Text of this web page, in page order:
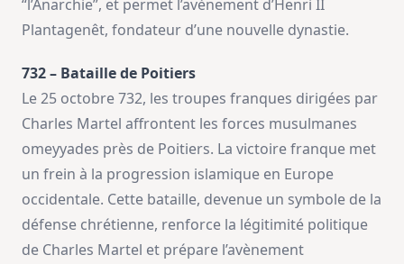
“l’Anarchie”, et permet l’avènement d’Henri II
Plantagenêt, fondateur d’une nouvelle dynastie.
732 – Bataille de Poitiers
Le 25 octobre 732, les troupes franques dirigées par
Charles Martel affrontent les forces musulmanes
omeyyades près de Poitiers. La victoire franque met
un frein à la progression islamique en Europe
occidentale. Cette bataille, devenue un symbole de la
défense chrétienne, renforce la légitimité politique
de Charles Martel et prépare l’avènement